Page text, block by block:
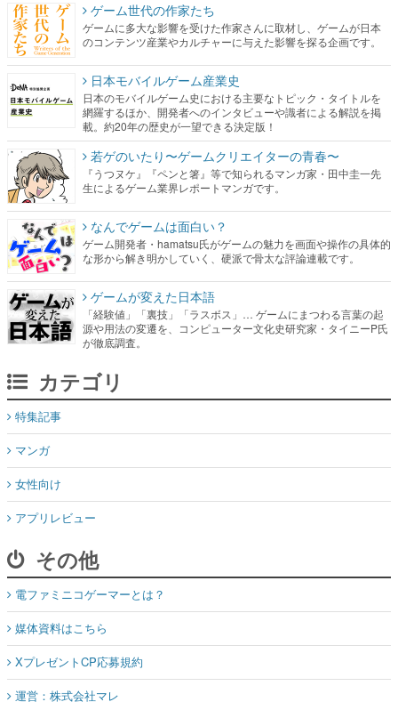
ゲーム世代の作家たち
ゲームに多大な影響を受けた作家さんに取材し、ゲームが日本
のコンテンツ産業やカルチャーに与えた影響を探る企画です。
日本モバイルゲーム産業史
日本のモバイルゲーム史における主要なトピック・タイトルを
網羅するほか、開発者へのインタビューや識者による解説を掲
載。約20年の歴史が一望できる決定版！
若ゲのいたり〜ゲームクリエイターの青春〜
『うつヌケ』『ペンと箸』等で知られるマンガ家・田中圭一先
生によるゲーム業界レポートマンガです。
なんでゲームは面白い？
ゲーム開発者・hamatsu氏がゲームの魅力を画面や操作の具体的
な形から解き明かしていく、硬派で骨太な評論連載です。
ゲームが変えた日本語
「経験値」「裏技」「ラスボス」… ゲームにまつわる言葉の起
源や用法の変遷を、コンピューター文化史研究家・タイニーP氏
が徹底調査。
カテゴリ
特集記事
マンガ
女性向け
アプリレビュー
その他
電ファミニコゲーマーとは？
媒体資料はこちら
XプレゼントCP応募規約
運営：株式会社マレ